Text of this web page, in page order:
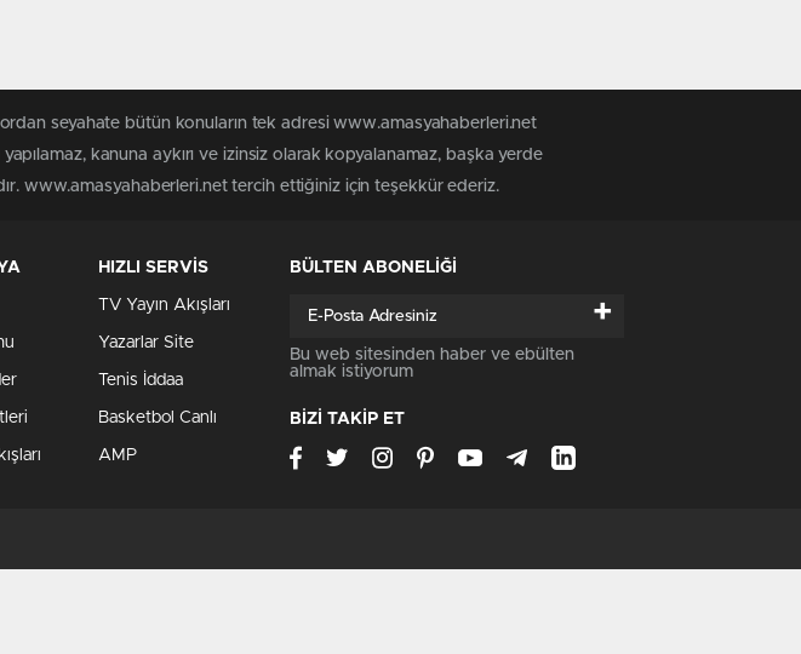
seyahate bütün konuların tek adresi www.amasyahaberleri.net
kanuna aykırı ve izinsiz olarak kopyalanamaz, başka yerde
www.amasyahaberleri.net tercih ettiğiniz için teşekkür ederiz.
HIZLI SERVİS
TV Yayın Akışları
Yazarlar Site
Tenis İddaa
Basketbol Canlı
AMP
BÜLTEN ABONELİĞİ
+
Bu web sitesinden haber ve ebülten
almak istiyorum
BİZİ TAKİP ET